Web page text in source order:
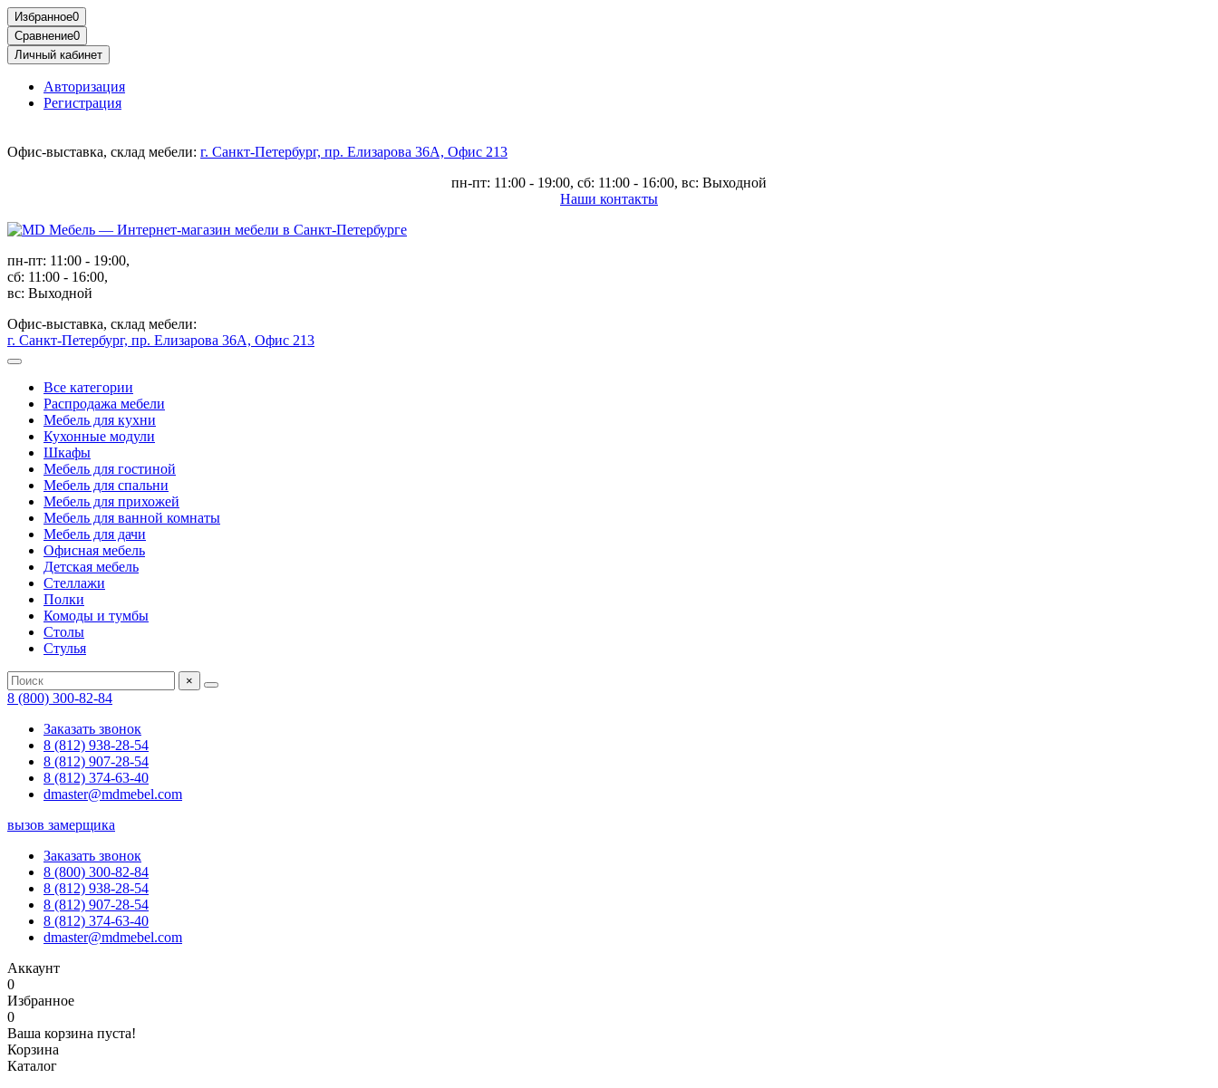
Избранное0
Сравнение0
Личный кабинет
Авторизация
Регистрация
Офис-выставка, склад мебели: г. Санкт-Петербург, пр. Елизарова 36А, Офис 213
пн-пт: 11:00 - 19:00, сб: 11:00 - 16:00, вс: Выходной
Наши контакты
пн-пт: 11:00 - 19:00,
сб: 11:00 - 16:00,
вс: Выходной
Офис-выставка, склад мебели:
г. Санкт-Петербург, пр. Елизарова 36А, Офис 213
Все категории
Распродажа мебели
Мебель для кухни
Кухонные модули
Шкафы
Мебель для гостиной
Мебель для спальни
Мебель для прихожей
Мебель для ванной комнаты
Мебель для дачи
Офисная мебель
Детская мебель
Стеллажи
Полки
Комоды и тумбы
Столы
Стулья
×
8 (800) 300-82-84
Заказать звонок
8 (812) 938-28-54
8 (812) 907-28-54
8 (812) 374-63-40
dmaster@mdmebel.com
вызов замерщика
Заказать звонок
8 (800) 300-82-84
8 (812) 938-28-54
8 (812) 907-28-54
8 (812) 374-63-40
dmaster@mdmebel.com
Аккаунт
0
Избранное
0
Ваша корзина пуста!
Корзина
Каталог